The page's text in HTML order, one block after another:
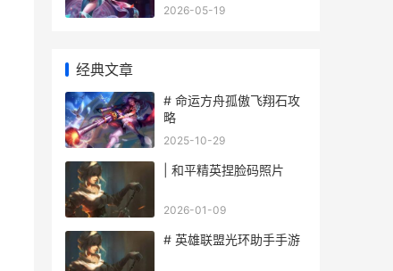
2026-05-19
经典文章
# 命运方舟孤傲飞翔石攻
略
2025-10-29
| 和平精英捏脸码照片
2026-01-09
# 英雄联盟光环助手手游